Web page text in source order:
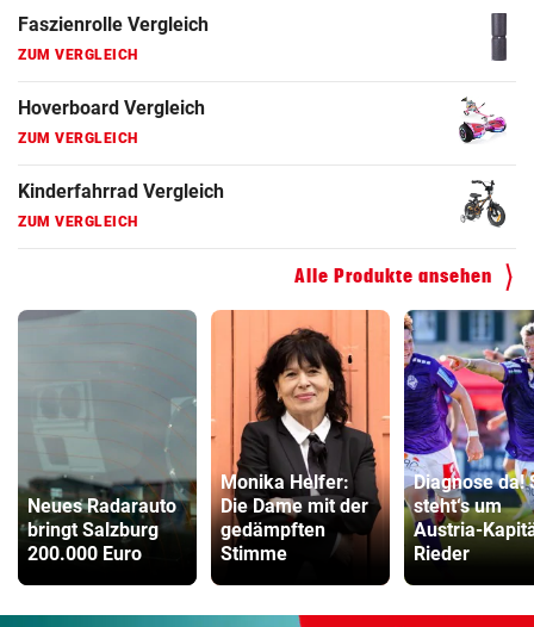
Faszienrolle Vergleich
ZUM VERGLEICH
Hoverboard Vergleich
ZUM VERGLEICH
Kinderfahrrad Vergleich
ZUM VERGLEICH
Alle Produkte ansehen
Neues Radarauto
bringt Salzburg
200.000 Euro
Monika Helfer:
Die Dame mit der
gedämpften
Stimme
Diagnose da!
steht‘s um
Austria-
Rieder